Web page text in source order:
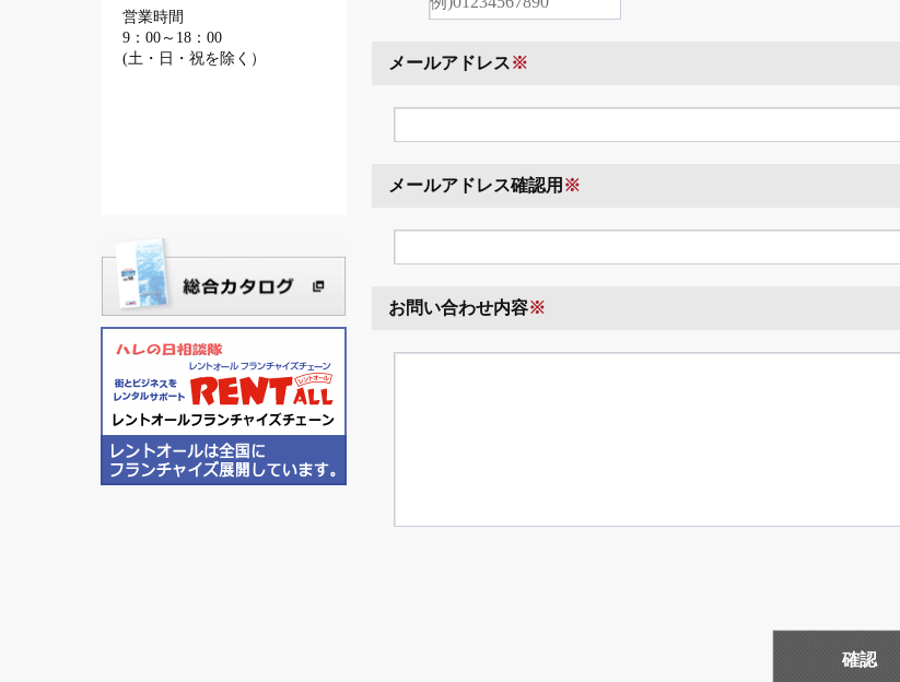
メールアドレス※
メールアドレス確認用 ※
お問い合わせ内容※
営業時間
9：00～18：00
(土・日・祝を除く）